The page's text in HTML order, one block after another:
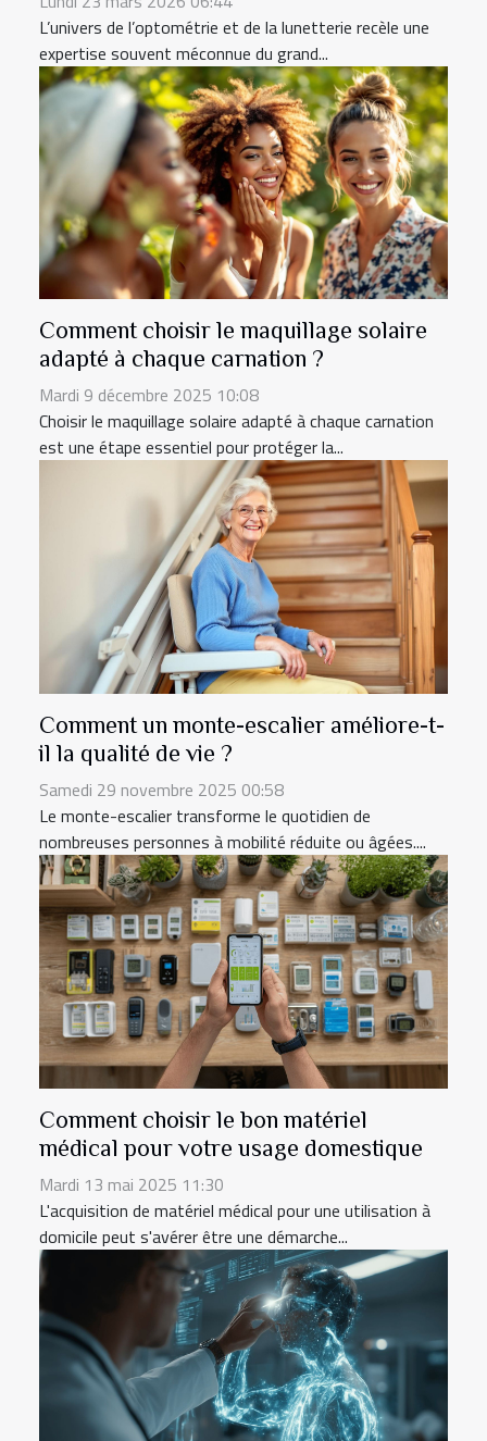
L’univers de l’optométrie et de la lunetterie recèle une
expertise souvent méconnue du grand...
Comment choisir le maquillage solaire
adapté à chaque carnation ?
Mardi 9 décembre 2025 10:08
Choisir le maquillage solaire adapté à chaque carnation
est une étape essentiel pour protéger la...
Comment un monte-escalier améliore-t-
il la qualité de vie ?
Samedi 29 novembre 2025 00:58
Le monte-escalier transforme le quotidien de
nombreuses personnes à mobilité réduite ou âgées....
Comment choisir le bon matériel
médical pour votre usage domestique
Mardi 13 mai 2025 11:30
L'acquisition de matériel médical pour une utilisation à
domicile peut s'avérer être une démarche...